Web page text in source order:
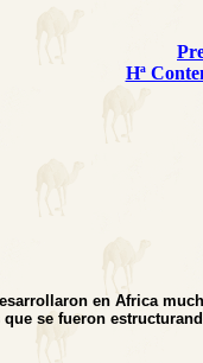
Hª
en Africa
se fueron